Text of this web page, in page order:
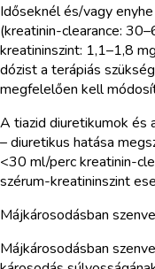
Időseknél és/vagy
(kreatinin-clearance:
kreatininszint: 1,1–1,8
dózist a terápiás
megfelelően kell
A tiazid diuretikumok és
– diuretikus hatása
<30 ml/perc kreatinin-
szérum-kreatininszint
Májkárosodásban
Májkárosodásban